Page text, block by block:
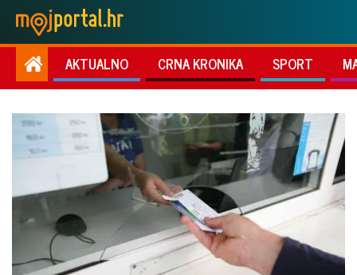
AKTUALNO CRNA KRONIKA SPORT